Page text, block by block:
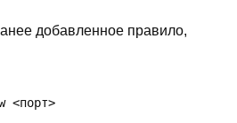
добавленное правило,
<порт>